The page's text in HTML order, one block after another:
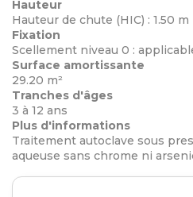
Hauteur
Hauteur de chute (HIC) : 1.50 m
Fixation
Scellement niveau 0 :
Surface amortissante
29.20 m²
Tranches d'âges
3 à 12 ans
Plus d'informations
Traitement autoclave sous
aqueuse sans chrome ni